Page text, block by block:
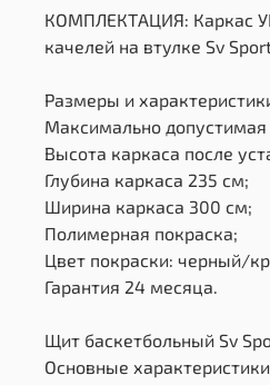
КОМПЛЕКТАЦИЯ: Каркас
качелей на втулке Sv
Размеры и
Максимально допустимая
Высота каркаса после
Глубина каркаса 235 см;
Ширина каркаса 300 см;
Полимерная покраска;
Цвет покраски: черный/
Гарантия 24 месяца.
Щит баскетбольный Sv
Основные